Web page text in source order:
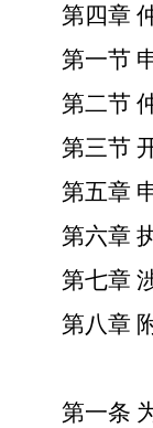
第四章
第一节
第二节
第三节
第五章
第六章
第七章
第八章
第一条